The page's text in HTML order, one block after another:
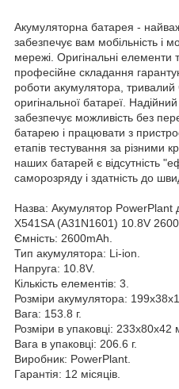
Акумуляторна батарея -
забезпечує вам мобільність і
мережі. Оригінальні елементи
професійне складання
роботи акумулятора, тривалий
оригінальної батареї.
забезпечує можливість без
батарею і працювати з
етапів тестування за різними
наших батарей є відсутність
саморозряду і здатність до
Назва: Акумулятор PowerPlant
X541SA (A31N1601) 10.8V
Ємність: 2600mAh.
Тип акумулятора: Li-ion.
Напруга: 10.8V.
Кількість елементів: 3.
Розміри акумулятора:
Вага: 153.8 г.
Розміри в упаковці: 233x80x42
Вага в упаковці: 206.6 г.
Виробник: PowerPlant.
Гарантія: 12 місяців.